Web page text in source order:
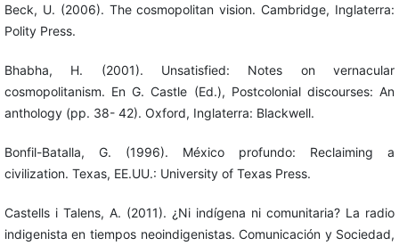
Beck, U. (2006). The cosmopolitan vision. Cambridge, Inglaterra:
Polity Press.
Bhabha, H. (2001). Unsatisfied: Notes on vernacular
cosmopolitanism. En G. Castle (Ed.), Postcolonial discourses: An
anthology (pp. 38- 42). Oxford, Inglaterra: Blackwell.
Bonfil-Batalla, G. (1996). México profundo: Reclaiming a
civilization. Texas, EE.UU.: University of Texas Press.
Castells i Talens, A. (2011). ¿Ni indígena ni comunitaria? La radio
indigenista en tiempos neoindigenistas. Comunicación y Sociedad,